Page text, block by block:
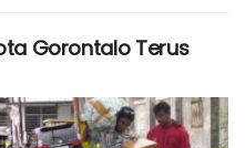
Gorontalo Terus